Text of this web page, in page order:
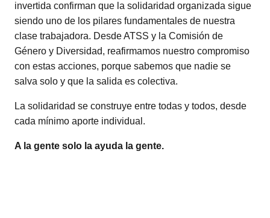
invertida confirman que la solidaridad organizada sigue
siendo uno de los pilares fundamentales de nuestra
clase trabajadora. Desde ATSS y la Comisión de
Género y Diversidad, reafirmamos nuestro compromiso
con estas acciones, porque sabemos que nadie se
salva solo y que la salida es colectiva.
La solidaridad se construye entre todas y todos, desde
cada mínimo aporte individual.
A la gente solo la ayuda la gente.